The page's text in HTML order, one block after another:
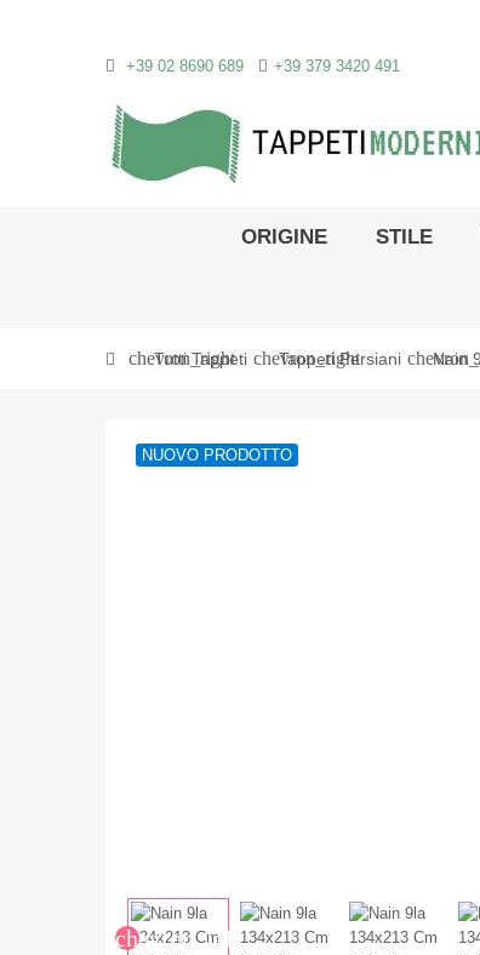
+39 02 8690 689 +39 379 3420 491
ORIGINE STILE
chevron_right
Tutti Tappeti chevron_right
Tappeti Persiani Nain
chevron_left
NUOVO PRODOTTO